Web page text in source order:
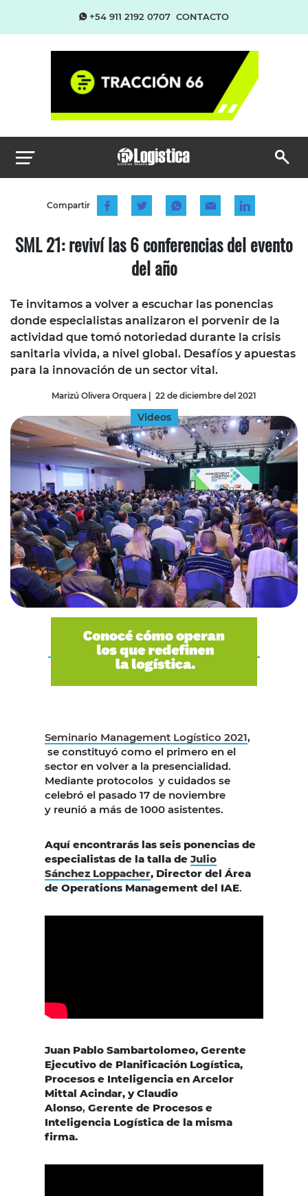
+54 911 2192 0707 CONTACTO
Compartir
SML 21: reviví las 6 conferencias del evento
del año
Te invitamos a volver a escuchar las ponencias
donde especialistas analizaron el porvenir de la
actividad que tomó notoriedad durante la crisis
sanitaria vivida, a nivel global. Desafíos y apuestas
para la innovación de un sector vital.
Marizú Olivera Orquera | 22 de diciembre del 2021
Videos
Seminario Management Logístico 2021,
se constituyó como el primero en el
sector en volver a la presencialidad.
Mediante protocolos y cuidados se
celebró el pasado 17 de noviembre
y reunió a más de 1000 asistentes.
Aquí encontrarás las seis ponencias de
especialistas de la talla de Julio
Sánchez Loppacher, Director del Área
de Operations Management del IAE.
Juan Pablo Sambartolomeo, Gerente
Ejecutivo de Planificación Logística,
Procesos e Inteligencia en Arcelor
Mittal Acindar, y Claudio
Alonso, Gerente de Procesos e
Inteligencia Logística de la misma
firma.